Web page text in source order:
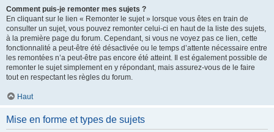
Comment puis-je remonter mes sujets ?
En cliquant sur le lien « Remonter le sujet » lorsque vous êtes en train de
consulter un sujet, vous pouvez remonter celui-ci en haut de la liste des sujets,
à la première page du forum. Cependant, si vous ne voyez pas ce lien, cette
fonctionnalité a peut-être été désactivée ou le temps d’attente nécessaire entre
les remontées n’a peut-être pas encore été atteint. Il est également possible de
remonter le sujet simplement en y répondant, mais assurez-vous de le faire
tout en respectant les règles du forum.
Haut
Mise en forme et types de sujets